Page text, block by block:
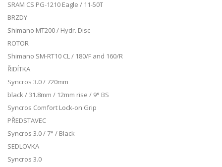
SRAM CS PG-1210 Eagle / 11-50T
BRZDY
Shimano MT200 / Hydr. Disc
ROTOR
Shimano SM-RT10 CL / 180/F and 160/R
ŘIDÍTKA
Syncros 3.0 / 720mm
black / 31.8mm / 12mm rise / 9° BS
Syncros Comfort Lock-on Grip
PŘEDSTAVEC
Syncros 3.0 / 7° / Black
SEDLOVKA
Syncros 3.0